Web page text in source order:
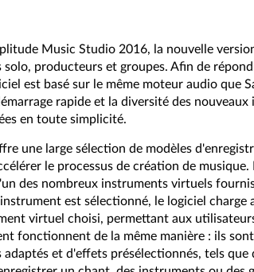
Music Studio 2016, la nouvelle
producteurs et groupes. Afin de
est basé sur le même moteur audio que
rapide et la diversité des
en toute simplicité.
une large sélection de modèles
le processus de création de musique.
des nombreux instruments virtuels
est sélectionné, le logiciel
virtuel choisi, permettant aux
fonctionnent de la même manière : ils
et d'effets présélectionnés, tels que